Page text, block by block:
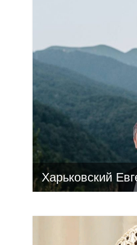
Харьковский